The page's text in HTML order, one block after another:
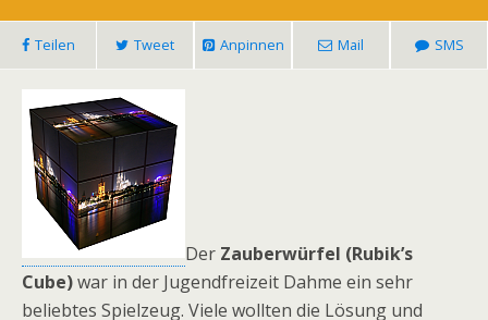
Teilen Tweet Anpinnen Mail SMS
Der Zauberwürfel (Rubik’s
Cube)war in der Jugendfreizeit Dahme ein sehr
beliebtes Spielzeug. Viele wollten die Lösung und